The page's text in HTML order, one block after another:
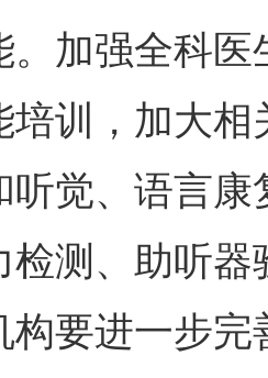
。加强全科
培训，加大
听觉、语言
检测、助听
构要进一步